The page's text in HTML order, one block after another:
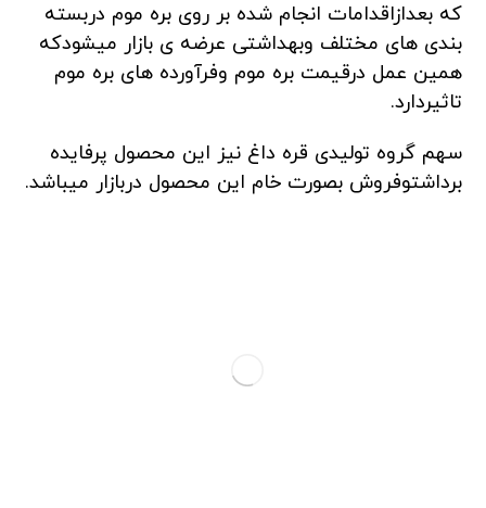
که بعدازاقدامات انجام شده بر روی بره موم دربسته
بندی های مختلف وبهداشتی عرضه ی بازار میشودکه
همین عمل درقیمت بره موم وفرآورده های بره موم
تاثیردارد.
سهم گروه تولیدی قره داغ نیز این محصول پرفایده
برداشتوفروش بصورت خام این محصول دربازار میباشد.